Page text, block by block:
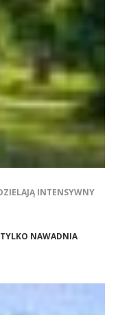
INTENSYWNY
NAWADNIA